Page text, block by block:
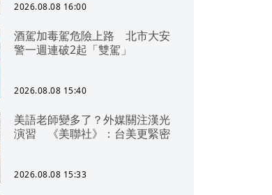
2026.08.08 16:00
酒駕加毒駕危險上路 北市大安
警一週連破2起「雙駕」
2026.08.08 15:40
美語老師變多了？外媒關注漢光
演習 《美聯社》：台美更緊密
2026.08.08 15:33